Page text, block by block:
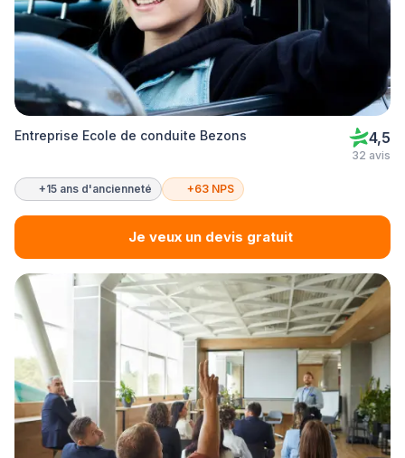
Entreprise Ecole de conduite Bezons 4,5
32 avis
+15 ans d'ancienneté +63 NPS
Je veux un devis gratuit